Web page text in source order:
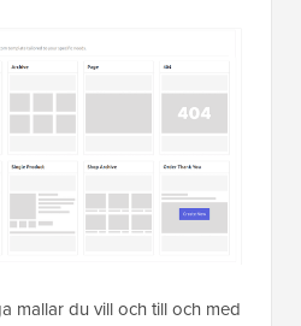
mallar du vill och till och med